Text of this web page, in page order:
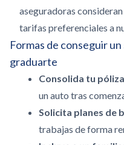
aseguradoras
tarifas preferenciales a
Formas de conseguir
graduarte
Consolida tu
un auto tras
Solicita planes de
trabajas de forma